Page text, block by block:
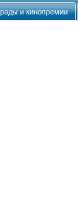
и кинопремии